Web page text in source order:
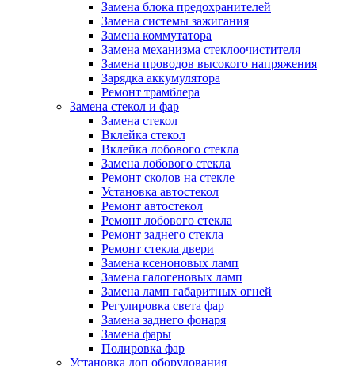
Замена блока предохранителей
Замена системы зажигания
Замена коммутатора
Замена механизма стеклоочистителя
Замена проводов высокого напряжения
Зарядка аккумулятора
Ремонт трамблера
Замена стекол и фар
Замена стекол
Вклейка стекол
Вклейка лобового стекла
Замена лобового стекла
Ремонт сколов на стекле
Установка автостекол
Ремонт автостекол
Ремонт лобового стекла
Ремонт заднего стекла
Ремонт стекла двери
Замена ксеноновых ламп
Замена галогеновых ламп
Замена ламп габаритных огней
Регулировка света фар
Замена заднего фонаря
Замена фары
Полировка фар
Установка доп оборудования